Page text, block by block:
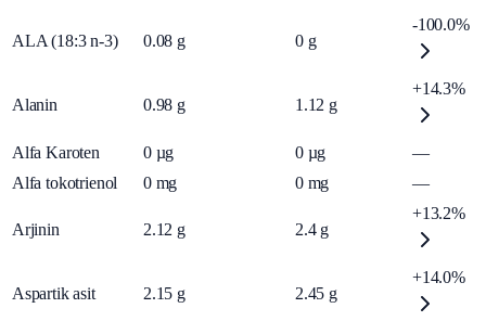
ALA (18:3 n-3) 0.08 g 0 g
-100.0%
Alanin 0.98 g 1.12 g
+14.3%
Alfa Karoten 0 µg 0 µg
—
Alfa tokotrienol
0 mg 0 mg —
Arjinin 2.12 g 2.4 g
+13.2%
Aspartik asit 2.15 g 2.45 g
+14.0%